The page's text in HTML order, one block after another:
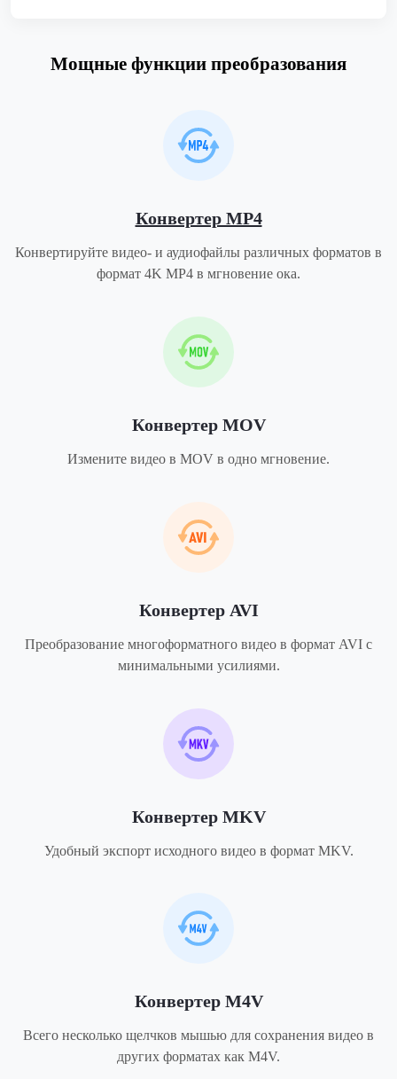
Мощные функции преобразования
Конвертер MP4
Конвертируйте видео- и аудиофайлы различных форматов в
формат 4K MP4 в мгновение ока.
Конвертер MOV
Измените видео в MOV в одно мгновение.
Конвертер AVI
Преобразование многоформатного видео в формат AVI с
минимальными усилиями.
Конвертер MKV
Удобный экспорт исходного видео в формат MKV.
Конвертер M4V
Всего несколько щелчков мышью для сохранения видео в
других форматах как M4V.